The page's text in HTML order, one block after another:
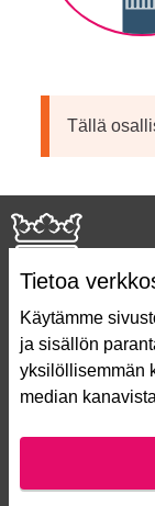
Tietoa
Käytämme
ja sisällön
yksilöllisemmän
median
Tällä
Näin äänestät
Asukasbudjetin
Usein kysytyt
Lataa avoimet